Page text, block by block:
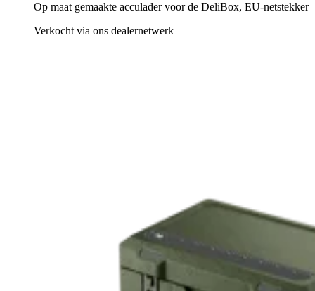
Op maat gemaakte acculader voor de DeliBox, EU-netstekker
Verkocht via ons dealernetwerk